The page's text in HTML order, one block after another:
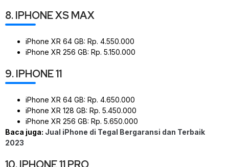
8. IPHONE XS MAX
iPhone XR 64 GB: Rp. 4.550.000
iPhone XR 256 GB: Rp. 5.150.000
9. IPHONE 11
iPhone XR 64 GB: Rp. 4.650.000
iPhone XR 128 GB: Rp. 5.450.000
iPhone XR 256 GB: Rp. 5.650.000
Baca juga: Jual iPhone di Tegal Bergaransi dan Terbaik
2023